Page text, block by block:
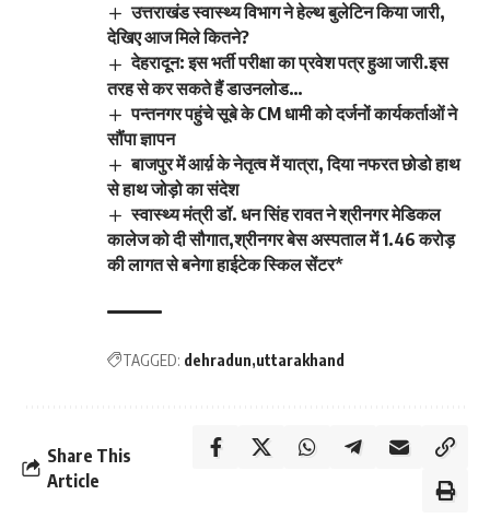
उत्तराखंड स्वास्थ्य विभाग ने हेल्थ बुलेटिन किया जारी,
देखिए आज मिले कितने?
देहरादून: इस भर्ती परीक्षा का प्रवेश पत्र हुआ जारी.इस
तरह से कर सकते हैं डाउनलोड…
पन्तनगर पहुंचे सूबे के CM धामी को दर्जनों कार्यकर्ताओं ने
सौंंपा ज्ञापन
बाजपुर में आर्य़ के नेतृत्व में यात्रा, दिया नफरत छोडो हाथ
से हाथ जोड़ो का संदेश
स्वास्थ्य मंत्री डॉ. धन सिंह रावत ने श्रीनगर मेडिकल
कालेज को दी सौगात,श्रीनगर बेस अस्पताल में 1.46 करोड़
की लागत से बनेगा हाईटेक स्किल सेंटर*
TAGGED: dehradun uttarakhand
Share This
Article